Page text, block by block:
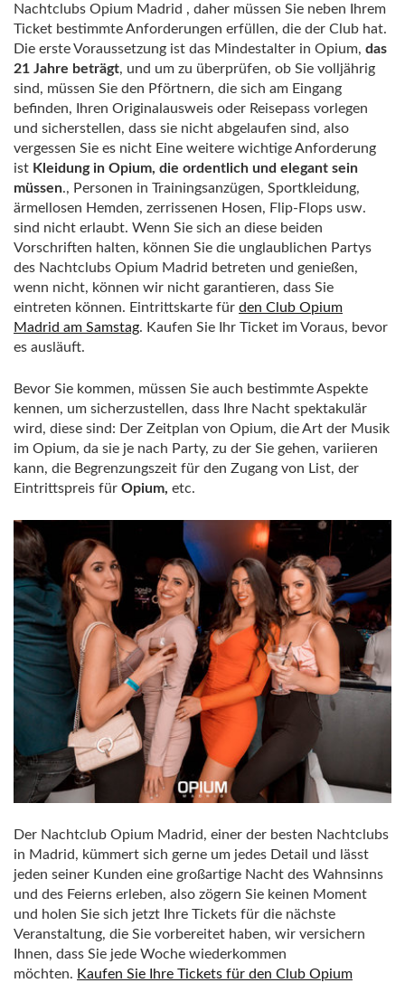
Nachtclubs Opium Madrid , daher müssen Sie neben Ihrem
Ticket bestimmte Anforderungen erfüllen, die der Club hat.
Die erste Voraussetzung ist das Mindestalter in Opium, das
21 Jahre beträgt, und um zu überprüfen, ob Sie volljährig
sind, müssen Sie den Pförtnern, die sich am Eingang
befinden, Ihren Originalausweis oder Reisepass vorlegen
und sicherstellen, dass sie nicht abgelaufen sind, also
vergessen Sie es nicht Eine weitere wichtige Anforderung
ist Kleidung in Opium, die ordentlich und elegant sein
müssen., Personen in Trainingsanzügen, Sportkleidung,
ärmellosen Hemden, zerrissenen Hosen, Flip-Flops usw.
sind nicht erlaubt. Wenn Sie sich an diese beiden
Vorschriften halten, können Sie die unglaublichen Partys
des Nachtclubs Opium Madrid betreten und genießen,
wenn nicht, können wir nicht garantieren, dass Sie
eintreten können. Eintrittskarte für den Club Opium
Madrid am Samstag. Kaufen Sie Ihr Ticket im Voraus, bevor
es ausläuft.
Bevor Sie kommen, müssen Sie auch bestimmte Aspekte
kennen, um sicherzustellen, dass Ihre Nacht spektakulär
wird, diese sind: Der Zeitplan von Opium, die Art der Musik
im Opium, da sie je nach Party, zu der Sie gehen, variieren
kann, die Begrenzungszeit für den Zugang von List, der
Eintrittspreis für Opium, etc.
Der Nachtclub Opium Madrid, einer der besten Nachtclubs
in Madrid, kümmert sich gerne um jedes Detail und lässt
jeden seiner Kunden eine großartige Nacht des Wahnsinns
und des Feierns erleben, also zögern Sie keinen Moment
und holen Sie sich jetzt Ihre Tickets für die nächste
Veranstaltung, die Sie vorbereitet haben, wir versichern
Ihnen, dass Sie jede Woche wiederkommen
möchten. Kaufen Sie Ihre Tickets für den Club Opium